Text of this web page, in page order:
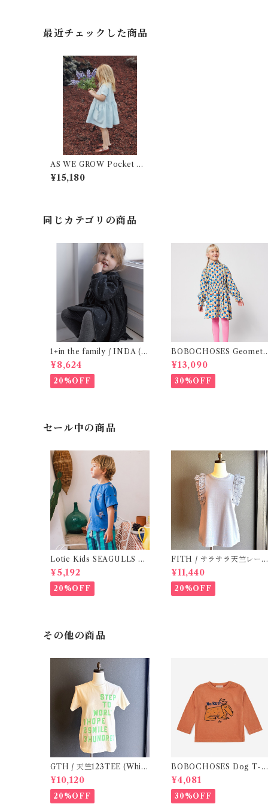
最近チェックした商品
AS WE GROW Pocket Dr
ess / SAGE
¥15,180
同じカテゴリの商品
1+in the family / INDA ( 1
2-48m )
¥8,624
20%OFF
BOBOCHOSES
c Scacs all over dress / 4
-8Y
¥13,090
30%OFF
セール中の商品
Lotie Kids SEAGULLS Te
e (12m- 8Y)
¥5,192
20%OFF
FITH / サラサラ天竺レース
Tシャツ (BL) / 145・155
¥11,440
20%OFF
その他の商品
GTH / 天竺123TEE (Whit
e) / Size 1
¥10,120
20%OFF
BOBOCHOSES Dog T-
irts ( 12-18m)
¥4,081
30%OFF